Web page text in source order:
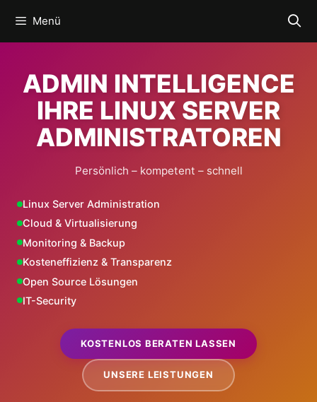
Inhalt
springen
Menü
ADMIN INTELLIGENCE
IHRE LINUX SERVER
ADMINISTRATOREN
Persönlich – kompetent – schnell
Linux Server Administration
Cloud & Virtualisierung
Monitoring & Backup
Kosteneffizienz & Transparenz
Open Source Lösungen
IT-Security
KOSTENLOS BERATEN LASSEN
UNSERE LEISTUNGEN